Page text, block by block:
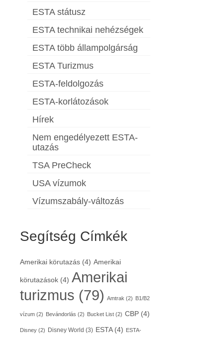
ESTA státusz
ESTA technikai nehézségek
ESTA több állampolgárság
ESTA Turizmus
ESTA-feldolgozás
ESTA-korlátozások
Hírek
Nem engedélyezett ESTA-
utazás
TSA PreCheck
USA vízumok
Vízumszabály-változás
Segítség Címkék
Amerikai körutazás(4) Amerikai
körutazások(4) Amerikai
turizmus (79) Amtrak (2) B1/B2
vízum(2) Bevándorlás (2) Bucket List(2) CBP(4)
Disney(2) Disney World (3) ESTA(4) ESTA-